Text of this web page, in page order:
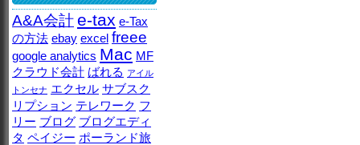
A&A会計e-tax e-Tax
の方法 ebay excel freee
google analytics Mac MF
クラウド会計 ばれる アイル
トンセナ エクセル サブスク
リプション テレワーク フ
リー ブログ ブログエディ
タ ペイジー ポーランド旅